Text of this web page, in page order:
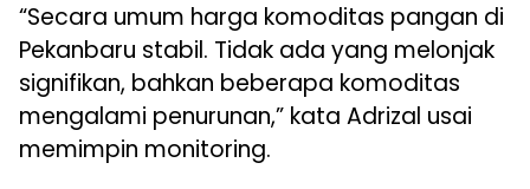
“Secara umum harga komoditas pangan di
Pekanbaru stabil. Tidak ada yang melonjak
signifikan, bahkan beberapa komoditas
mengalami penurunan,” kata Adrizal usai
memimpin monitoring.